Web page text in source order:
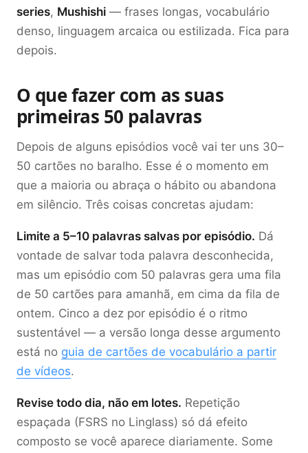
series, Mushishi — frases longas, vocabulário
denso, linguagem arcaica ou estilizada. Fica para
depois.
O que fazer com as suas
primeiras 50 palavras
Depois de alguns episódios você vai ter uns 30–
50 cartões no baralho. Esse é o momento em
que a maioria ou abraça o hábito ou abandona
em silêncio. Três coisas concretas ajudam:
Limite a 5–10 palavras salvas por episódio. Dá
vontade de salvar toda palavra desconhecida,
mas um episódio com 50 palavras gera uma fila
de 50 cartões para amanhã, em cima da fila de
ontem. Cinco a dez por episódio é o ritmo
sustentável — a versão longa desse argumento
está no guia de cartões de vocabulário a partir
de vídeos.
Revise todo dia, não em lotes. Repetição
espaçada (FSRS no Linglass) só dá efeito
composto se você aparece diariamente. Some